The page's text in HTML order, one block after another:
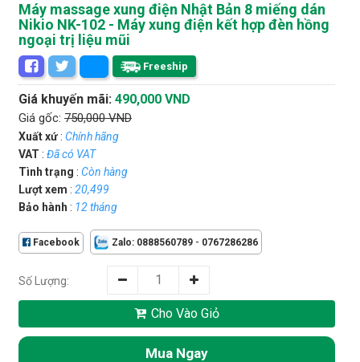
Máy massage xung điện Nhật Bản 8 miếng dán
Nikio NK-102 - Máy xung điện kết hợp đèn hồng
ngoại trị liệu mũi
Freeship
Giá khuyến mãi: 490,000 VND
Giá gốc: 750,000 VND
Xuất xứ : Chính hãng
VAT : Đã có VAT
Tình trạng : Còn hàng
Lượt xem : 20,499
Bảo hành : 12 tháng
Facebook Zalo: 0888560789 - 0767286286
Số Lượng:
Cho Vào Giỏ
Mua Ngay